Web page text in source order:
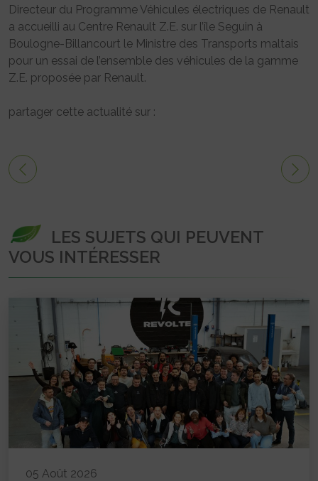
Directeur du Programme Véhicules électriques de Renault
a accueilli au Centre Renault Z.E. sur l’île Seguin à
Boulogne-Billancourt le Ministre des Transports maltais
pour un essai de l’ensemble des véhicules de la gamme
Z.E. proposée par Renault.
partager cette actualité sur :
LES SUJETS QUI PEUVENT
VOUS INTÉRESSER
05 Août 2026